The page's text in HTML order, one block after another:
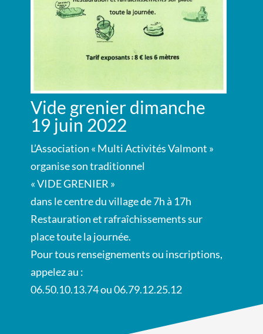
Vide grenier dimanche
19 juin 2022
L’Association « Multi Activités Valmont »
organise son traditionnel
« VIDE GRENIER »
dans le centre du village de 7h à 17h
Restauration et rafraîchissements sur
place toute la journée.
Pour tous renseignements ou inscriptions,
appelez au :
06.50.10.13.74 ou 06.79.12.25.12